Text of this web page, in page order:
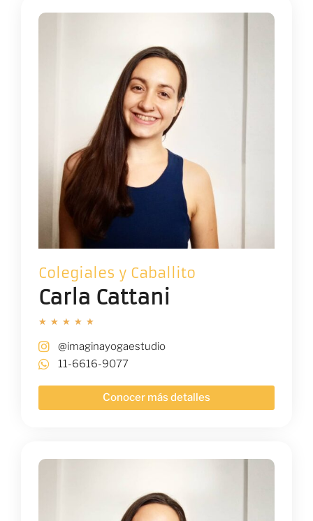
Colegiales y Caballito
Carla Cattani
★ ★ ★ ★ ★
@imaginayogaestudio
11-6616-9077
Conocer más detalles